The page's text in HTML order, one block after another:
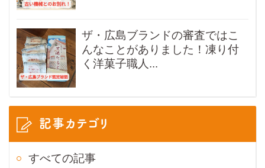
ザ・広島ブランドの審査ではこ
んなことがありました！凍り付
く洋菓子職人...
記事カテゴリ
すべての記事